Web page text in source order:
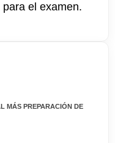
el examen.
MÁS PREPARACIÓN DE